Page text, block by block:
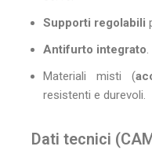
Supporti regolabili
Antifurto integrato.
Materiali misti (
resistenti e durevoli.
Dati tecnici